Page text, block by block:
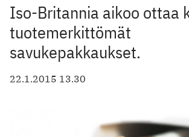
Iso-Britannia aikoo ottaa
tuotemerkittömät
savukepakkaukset.
22.1.2015 13.30